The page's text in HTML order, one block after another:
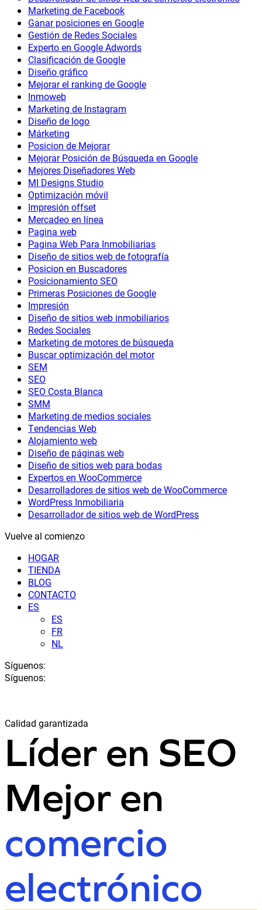
Marketing de Facebook
Ganar posiciones en Google
Gestión de Redes Sociales
Experto en Google Adwords
Clasificación de Google
Diseño gráfico
Mejorar el ranking de Google
Inmoweb
Marketing de Instagram
Diseño de logo
Márketing
Posicion de Mejorar
Mejorar Posición de Búsqueda en Google
Mejores Diseñadores Web
MI Designs Studio
Optimización móvil
Impresión offset
Mercadeo en línea
Pagina web
Pagina Web Para Inmobiliarias
Diseño de sitios web de fotografía
Posicion en Buscadores
Posicionamiento SEO
Primeras Posiciones de Google
Impresión
Diseño de sitios web inmobiliarios
Redes Sociales
Marketing de motores de búsqueda
Buscar optimización del motor
SEM
SEO
SEO Costa Blanca
SMM
Marketing de medios sociales
Tendencias Web
Alojamiento web
Diseño de páginas web
Diseño de sitios web para bodas
Expertos en WooCommerce
Desarrolladores de sitios web de WooCommerce
WordPress Inmobiliaria
Desarrollador de sitios web de WordPress
Vuelve al comienzo
HOGAR
TIENDA
BLOG
CONTACTO
ES
ES
FR
NL
Síguenos:
Síguenos:
Calidad garantizada
Líder en SEO
Mejor en
comercio
electrónico